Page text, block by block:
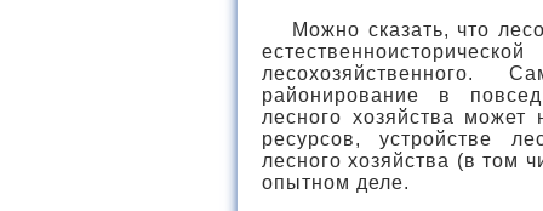
Можно сказать, что
лесохозяйственного.
районирование в
лесного хозяйства
ресурсов, устройстве
лесного хозяйства (в том
опытном деле.